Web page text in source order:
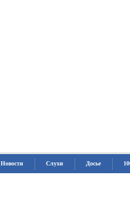
Новости Слухи Досье